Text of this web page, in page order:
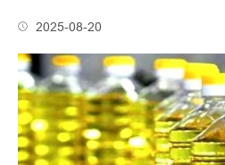
2025-08-20